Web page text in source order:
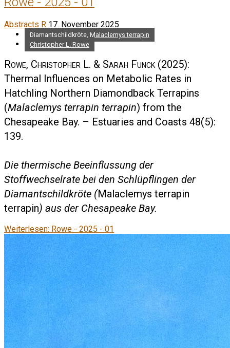
Abstracts R 17. November 2025
Diamantschildkröte, Malaclemys terrapin
Christopher L. Rowe
Rowe, Christopher L. & Sarah Funck(2025):
Thermal Influences on Metabolic Rates in
Hatchling Northern Diamondback Terrapins
(Malaclemys terrapin terrapin) from the
Chesapeake Bay. – Estuaries and Coasts 48(5):
139.
Die thermische Beeinflussung der
Stoffwechselrate bei den Schlüpflingen der
Diamantschildkröte (Malaclemys terrapin
terrapin) aus der Chesapeake Bay.
Weiterlesen: Rowe - 2025 - 01